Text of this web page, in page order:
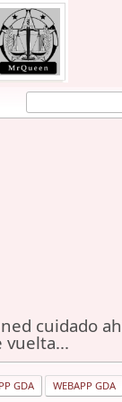
cuidado
vuelta...
GDA WEBAPP GDA